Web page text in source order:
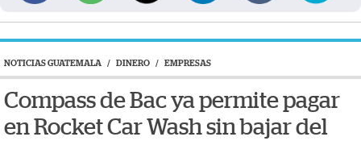
NOTICIAS GUATEMALA / DINERO / EMPRESAS
Compass de Bac ya permite pagar
en Rocket Car Wash sin bajar del